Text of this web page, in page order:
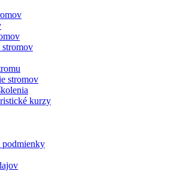
stromov
stromov
kurzy
podmienky